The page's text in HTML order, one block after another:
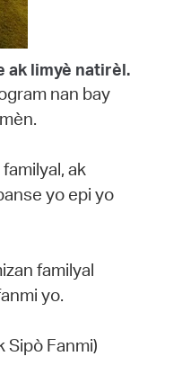
ak limyè natirèl.
nan bay
ak
yo epi yo
familyal
yo.
Fanmi)